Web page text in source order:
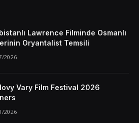
Lawrence Filminde Osmanlı
Oryantalist Temsili
2026
Vary Film Festival 2026
2026